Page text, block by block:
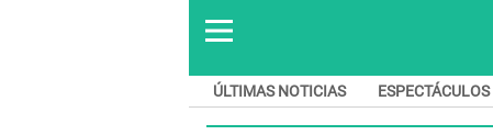
ÚLTIMAS NOTICIAS ESPECTÁCULOS